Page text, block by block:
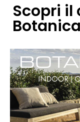
Scopri il
Botanica